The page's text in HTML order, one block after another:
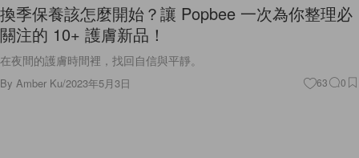
換季保養該怎麼開始？讓 Popbee 一次為你整理必
關注的 10+ 護膚新品！
在夜間的護膚時間裡，找回自信與平靜。
By Amber Ku/2023年5月3日 63 0